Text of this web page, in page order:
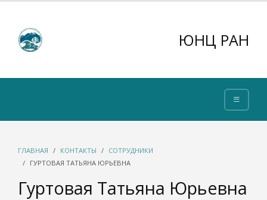
ЮНЦ РАН
ГЛАВНАЯ КОНТАКТЫ
СОТРУДНИКИ
ГУРТОВАЯ ТАТЬЯНА ЮРЬЕВНА
Гуртовая Татьяна Юрьевна